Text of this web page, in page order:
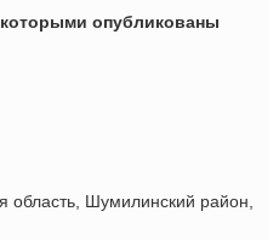
опубликованы
область, Шумилинский район,